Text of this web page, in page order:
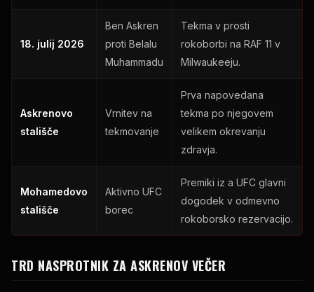
18. julij 2026
Ben Askren
proti Belalu
Muhammadu
Tekma v prosti
rokoborbi na RAF 11 v
Milwaukeeju.
Askrenovo
stališče
Vrnitev na
tekmovanje
Prva napovedana
tekma po njegovem
velikem okrevanju
zdravja.
Mohamedovo
stališče
Aktivno UFC
borec
Premiki iz a UFC glavni
dogodek v odmevno
rokoborsko rezervacijo.
TRD NASPROTNIK ZA ASKRENOV VEČER